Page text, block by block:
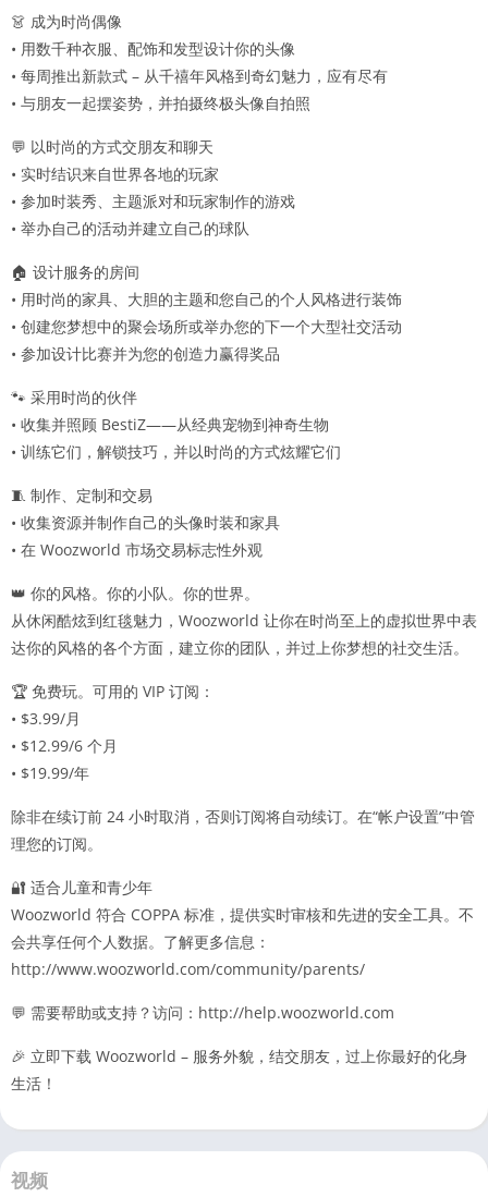
👗 成为时尚偶像
• 用数千种衣服、配饰和发型设计你的头像
• 每周推出新款式 – 从千禧年风格到奇幻魅力，应有尽有
• 与朋友一起摆姿势，并拍摄终极头像自拍照
💬 以时尚的方式交朋友和聊天
• 实时结识来自世界各地的玩家
• 参加时装秀、主题派对和玩家制作的游戏
• 举办自己的活动并建立自己的球队
🏠 设计服务的房间
• 用时尚的家具、大胆的主题和您自己的个人风格进行装饰
• 创建您梦想中的聚会场所或举办您的下一个大型社交活动
• 参加设计比赛并为您的创造力赢得奖品
🐾 采用时尚的伙伴
• 收集并照顾 BestiZ——从经典宠物到神奇生物
• 训练它们，解锁技巧，并以时尚的方式炫耀它们
🧵 制作、定制和交易
• 收集资源并制作自己的头像时装和家具
• 在 Woozworld 市场交易标志性外观
👑 你的风格。你的小队。你的世界。
从休闲酷炫到红毯魅力，Woozworld 让你在时尚至上的虚拟世界中表
达你的风格的各个方面，建立你的团队，并过上你梦想的社交生活。
🏆 免费玩。可用的 VIP 订阅：
• $3.99/月
• $12.99/6 个月
• $19.99/年
除非在续订前 24 小时取消，否则订阅将自动续订。在“帐户设置”中管
理您的订阅。
🔐 适合儿童和青少年
Woozworld 符合 COPPA 标准，提供实时审核和先进的安全工具。不
会共享任何个人数据。了解更多信息：
http://www.woozworld.com/community/parents/
💬 需要帮助或支持？访问：http://help.woozworld.com
🎉 立即下载 Woozworld – 服务外貌，结交朋友，过上你最好的化身
生活！
视频